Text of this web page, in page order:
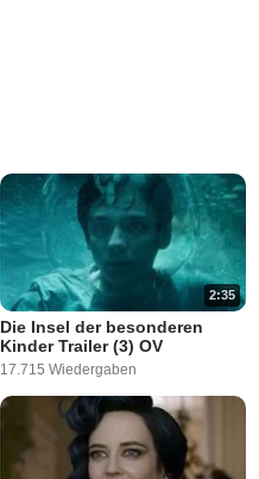
2:35
Die Insel der besonderen
Kinder Trailer (3) OV
17.715 Wiedergaben